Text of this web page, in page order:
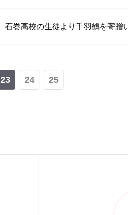
石巻高校の生徒より千羽鶴を寄贈
23 24 25